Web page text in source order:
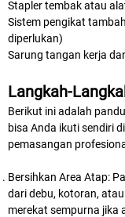
Stapler tembak atau
Sistem pengikat
diperlukan)
Sarung tangan kerja
Langkah-
Berikut ini adalah
bisa Anda ikuti sendiri
pemasangan
Bersihkan Area Atap:
dari debu, kotoran,
merekat sempurna jika